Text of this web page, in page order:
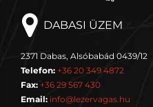
DABASI ÜZEM
2371 Dabas, Alsóbabád 0439/12
Telefon: +36 20 349 4872
Fax: +36 29 567 430
Email: info@lezervagas.hu